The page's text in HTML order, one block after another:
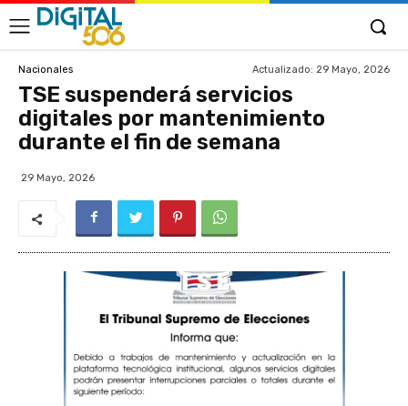
Nacionales Actualizado: 29 Mayo, 2026
TSE suspenderá servicios
digitales por mantenimiento
durante el fin de semana
29 Mayo, 2026